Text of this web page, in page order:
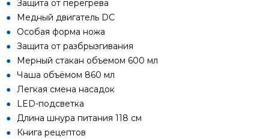
Защита от перегрева
Медный двигатель DC
Особая форма ножа
Защита от разбрызгивания
Мерный стакан объемом 600 мл
Чаша объёмом 860 мл
Легкая смена насадок
LED-подсветка
Длина шнура питания 118 см
Книга рецептов